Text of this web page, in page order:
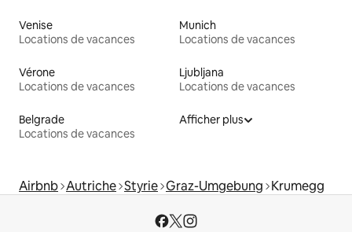
Venise
Locations de vacances
Munich
Locations de vacances
Vérone
Locations de vacances
Ljubljana
Locations de vacances
Belgrade
Locations de vacances
Afficher plus
Airbnb Autriche Styrie Graz-Umgebung Krumegg